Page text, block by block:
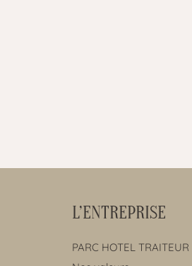
L’ENTREPRISE
PARC HOTEL TRAITEUR